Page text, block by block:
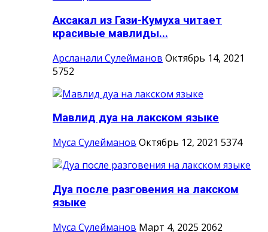
Аксакал из Гази-Кумуха читает
красивые мавлиды...
Арсланали Сулейманов Октябрь 14, 2021
5752
Мавлид дуа на лакском языке
Муса Сулейманов Октябрь 12, 2021 5374
Дуа после разговения на лакском
языке
Муса Сулейманов Март 4, 2025 2062